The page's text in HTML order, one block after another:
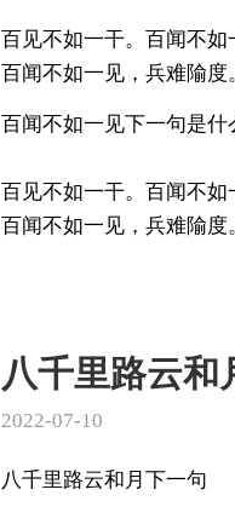
百见不如一干。百闻不如
百闻不如一见，兵难隃度
百闻不如一见下一句是什
百见不如一干。百闻不
百闻不如一见，兵难隃
八千里路云和
2022-07-10
八千里路云和月下一句